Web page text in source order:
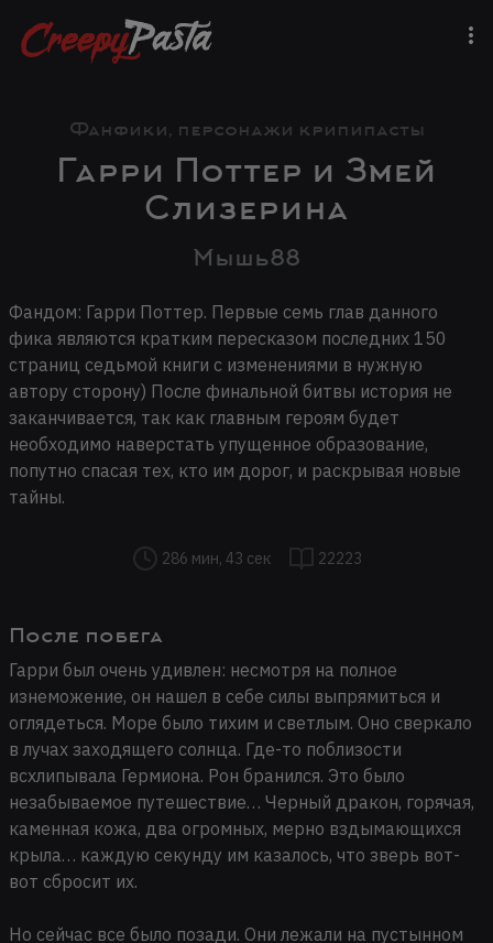
Фанфики, персонажи крипипасты
Гарри Поттер и Змей
Слизерина
Мышь88
Фандом: Гарри Поттер. Первые семь глав данного
фика являются кратким пересказом последних 150
страниц седьмой книги с изменениями в нужную
автору сторону) После финальной битвы история не
заканчивается, так как главным героям будет
необходимо наверстать упущенное образование,
попутно спасая тех, кто им дорог, и раскрывая новые
тайны.
286 мин, 43 сек 22223
После побега
Гарри был очень удивлен: несмотря на полное
изнеможение, он нашел в себе силы выпрямиться и
оглядеться. Море было тихим и светлым. Оно сверкало
в лучах заходящего солнца. Где-то поблизости
всхлипывала Гермиона. Рон бранился. Это было
незабываемое путешествие… Черный дракон, горячая,
каменная кожа, два огромных, мерно вздымающихся
крыла… каждую секунду им казалось, что зверь вот-
вот сбросит их.
Но сейчас все было позади. Они лежали на пустынном